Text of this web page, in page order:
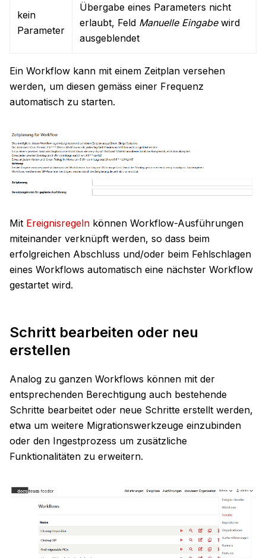
kein
Parameter
Übergabe eines Parameters nicht
erlaubt, Feld Manuelle Eingabewird
ausgeblendet
Ein Workflow kann mit einem Zeitplan versehen
werden, um diesen gemäss einer Frequenz
automatisch zu starten.
Mit Ereignisregeln können Workflow-Ausführungen
miteinander verknüpft werden, so dass beim
erfolgreichen Abschluss und/oder beim Fehlschlagen
eines Workflows automatisch eine nächster Workflow
gestartet wird.
Schritt bearbeiten oder neu
erstellen
Analog zu ganzen Workflows können mit der
entsprechenden Berechtigung auch bestehende
Schritte bearbeitet oder neue Schritte erstellt werden,
etwa um weitere Migrationswerkzeuge einzubinden
oder den Ingestprozess um zusätzliche
Funktionalitäten zu erweitern.